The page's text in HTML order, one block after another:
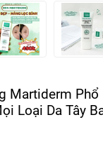
Martiderm Phổ
Loại Da Tây